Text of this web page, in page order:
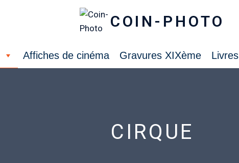
COIN-PHOTO
Affiches de cinéma Gravures XIXème Livres
CIRQUE